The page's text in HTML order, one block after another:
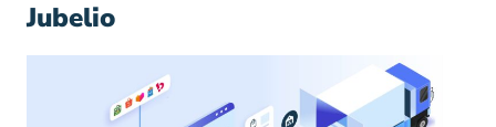
Jubelio